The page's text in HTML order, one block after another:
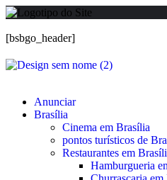
[bsbgo_header]
Anunciar
Brasília
Cinema em Brasília
pontos turísticos de
Restaurantes em
Hamburgueria